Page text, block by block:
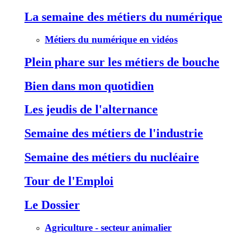
La semaine des métiers du numérique
Métiers du numérique en vidéos
Plein phare sur les métiers de bouche
Bien dans mon quotidien
Les jeudis de l'alternance
Semaine des métiers de l'industrie
Semaine des métiers du nucléaire
Tour de l'Emploi
Le Dossier
Agriculture - secteur animalier